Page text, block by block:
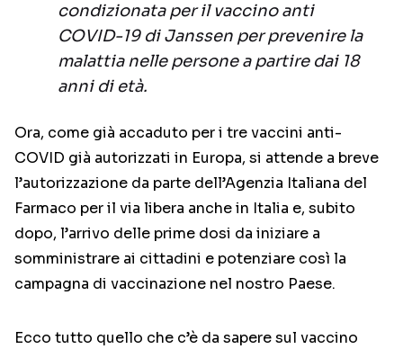
condizionata per il vaccino anti
COVID-19 di Janssen per prevenire la
malattia nelle persone a partire dai 18
anni di età.
Ora, come già accaduto per i tre vaccini anti-
COVID già autorizzati in Europa, si attende a breve
l’autorizzazione da parte dell’Agenzia Italiana del
Farmaco per il via libera anche in Italia e, subito
dopo, l’arrivo delle prime dosi da iniziare a
somministrare ai cittadini e potenziare così la
campagna di vaccinazione nel nostro Paese.
Ecco tutto quello che c’è da sapere sul vaccino